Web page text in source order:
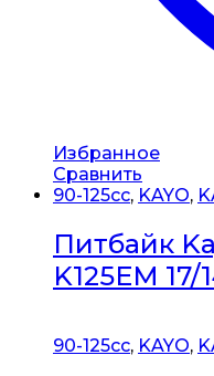
Избранное
Сравнить
90-125cc, KAYO,
Питбайк
K125EM 17/
90-125cc, KAYO,